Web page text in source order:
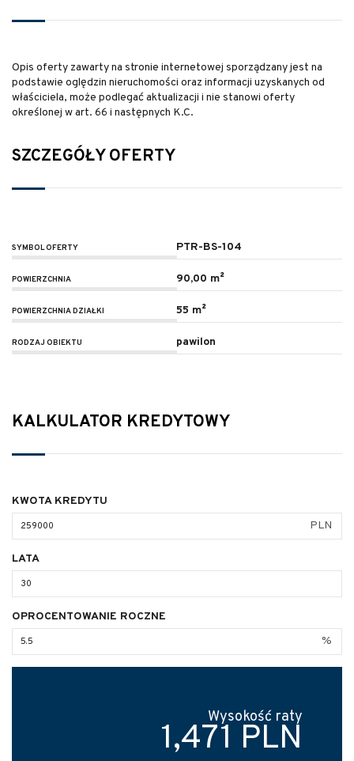
Opis oferty zawarty na stronie internetowej sporządzany jest na
podstawie oględzin nieruchomości oraz informacji uzyskanych od
właściciela, może podlegać aktualizacji i nie stanowi oferty
określonej w art. 66 i następnych K.C.
SZCZEGÓŁY OFERTY
SYMBOL OFERTY PTR-BS-104
POWIERZCHNIA 90,00 m²
POWIERZCHNIA DZIAŁKI 55 m²
RODZAJ OBIEKTU pawilon
KALKULATOR KREDYTOWY
KWOTA KREDYTU
PLN
LATA
OPROCENTOWANIE ROCZNE
%
Wysokość raty
1,471 PLN